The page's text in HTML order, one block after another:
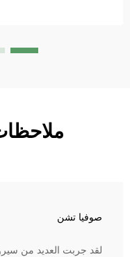
صوفيا تشن